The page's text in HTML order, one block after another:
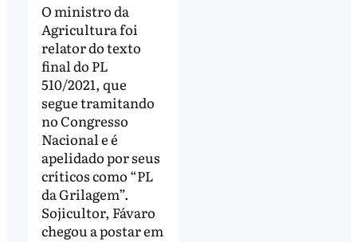
O ministro da
Agricultura foi
relator do texto
final do PL
510/2021, que
segue tramitando
no Congresso
Nacional e é
apelidado por seus
críticos como “PL
da Grilagem”.
Sojicultor, Fávaro
chegou a postar em